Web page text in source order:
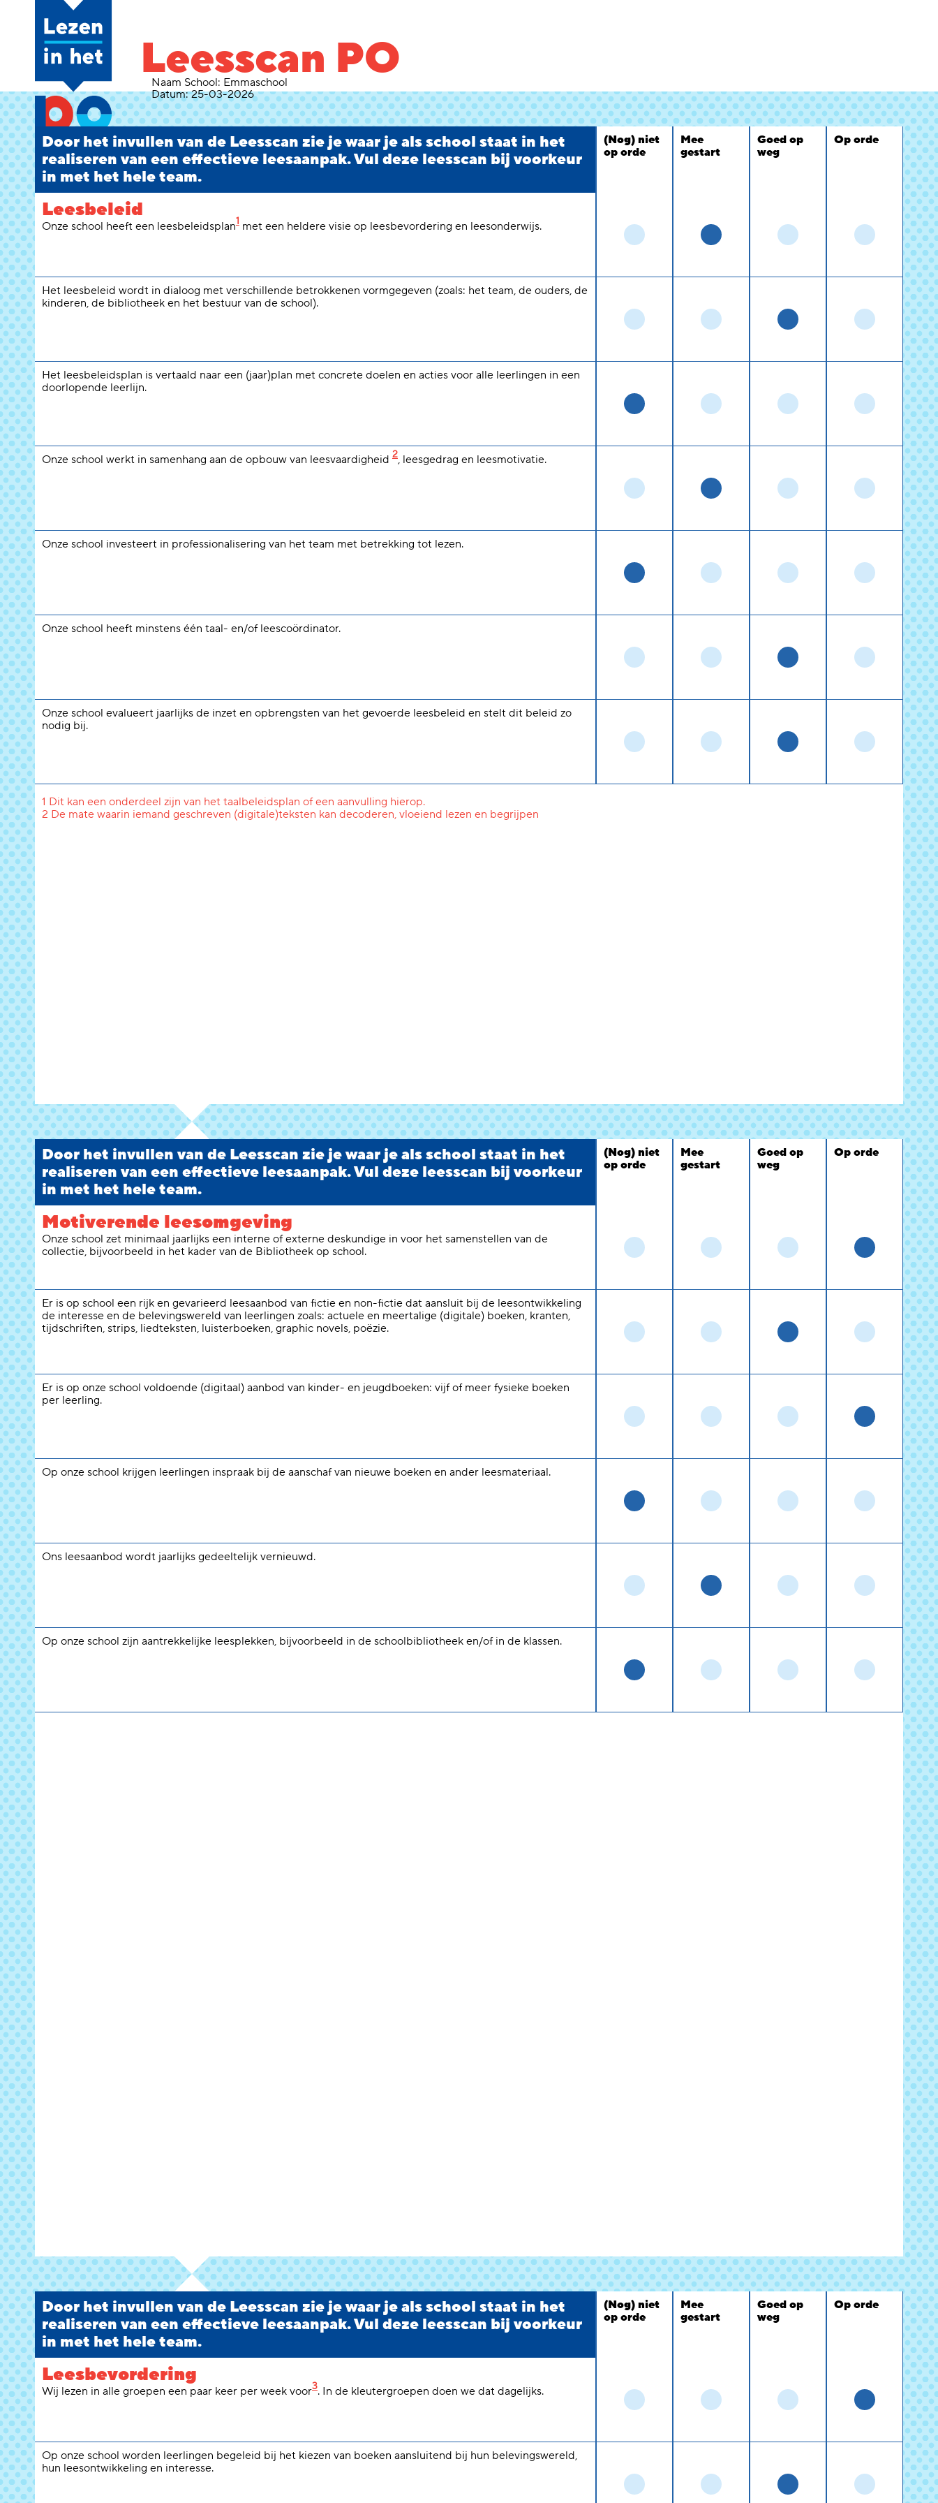
Leesscan PO
Naam School: Emmaschool
Datum:25-03-2026
Door het invullen van de Leesscan zie je waar je als school staat in het
realiseren van een effectieve leesaanpak. Vul deze leesscan bij voorkeur
in met het hele team.
(Nog) niet
op orde
Mee
gestart
Goed op
weg
Op orde
Leesbeleid
Onze school heeft een leesbeleidsplan1 met een heldere visie op leesbevordering en leesonderwijs.
Het leesbeleid wordt in dialoog met verschillende betrokkenen vormgegeven (zoals: het team, de ouders, de
kinderen, de bibliotheek en het bestuur van de school).
Het leesbeleidsplan is vertaald naar een (jaar)plan met concrete doelen en acties voor alle leerlingen in een
doorlopende leerlijn.
Onze school werkt in samenhang aan de opbouw van leesvaardigheid 2, leesgedrag en leesmotivatie.
Onze school investeert in professionalisering van het team met betrekking tot lezen.
Onze school heeft minstens één taal- en/of leescoördinator.
Onze school evalueert jaarlijks de inzet en opbrengsten van het gevoerde leesbeleid en stelt dit beleid zo
nodig bij.
1 Dit kan een onderdeel zijn van het taalbeleidsplan of een aanvulling hierop.
2 De mate waarin iemand geschreven (digitale)teksten kan decoderen, vloeiend lezen en begrijpen
Door het invullen van de Leesscan zie je waar je als school staat in het
realiseren van een effectieve leesaanpak. Vul deze leesscan bij voorkeur
in met het hele team.
(Nog) niet
op orde
Mee
gestart
Goed op
weg
Op orde
Motiverende leesomgeving
Onze school zet minimaal jaarlijks een interne of externe deskundige in voor het samenstellen van de
collectie, bijvoorbeeld in het kader van de Bibliotheek op school.
Er is op school een rijk en gevarieerd leesaanbod van fictie en non-fictie dat aansluit bij de leesontwikkeling
de interesse en de belevingswereld van leerlingen zoals: actuele en meertalige (digitale) boeken, kranten,
tijdschriften, strips, liedteksten, luisterboeken, graphic novels, poëzie.
Er is op onze school voldoende (digitaal) aanbod van kinder- en jeugdboeken: vijf of meer fysieke boeken
per leerling.
Op onze school krijgen leerlingen inspraak bij de aanschaf van nieuwe boeken en ander leesmateriaal.
Ons leesaanbod wordt jaarlijks gedeeltelijk vernieuwd.
Op onze school zijn aantrekkelijke leesplekken, bijvoorbeeld in de schoolbibliotheek en/of in de klassen.
Door het invullen van de Leesscan zie je waar je als school staat in het
realiseren van een effectieve leesaanpak. Vul deze leesscan bij voorkeur
in met het hele team.
(Nog) niet
op orde
Mee
gestart
Goed op
weg
Op orde
Leesbevordering
Wij lezen in alle groepen een paar keer per week voor3. In de kleutergroepen doen we dat dagelijks.
Op onze school worden leerlingen begeleid bij het kiezen van boeken aansluitend bij hun belevingswereld,
hun leesontwikkeling en interesse.